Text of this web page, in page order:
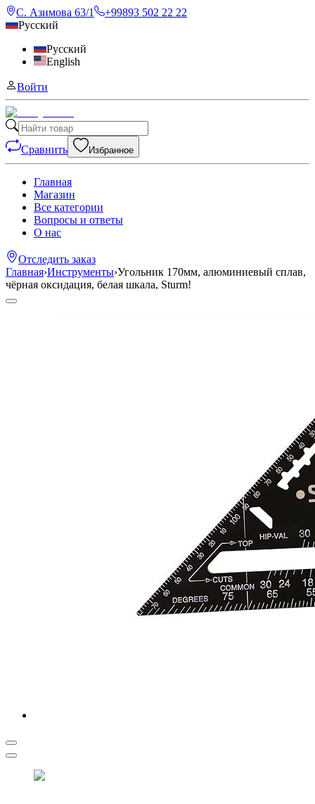
С. Азимова 63/1
+99893 502 22 22
Русский
Русский
English
Войти
Сравнить Избранное
Главная
Магазин
Все категории
Вопросы и ответы
О нас
Отследить заказ
Главная›Инструменты›Угольник 170мм, алюминиевый сплав,
чёрная оксидация, белая шкала, Sturm!